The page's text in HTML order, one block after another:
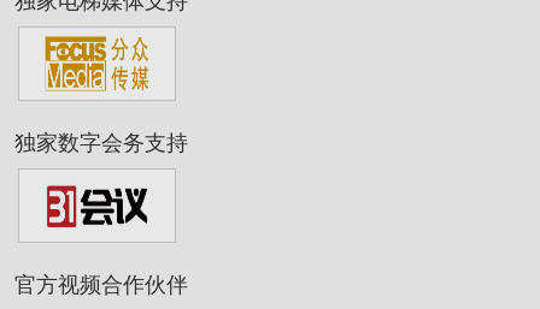
独家数字会务支持
官方视频合作伙伴